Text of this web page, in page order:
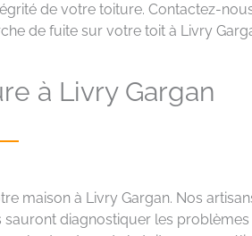
de votre toiture. Contactez-
de fuite sur votre toit à Livry
à Livry Gargan
maison à Livry Gargan. Nos
diagnostiquer les